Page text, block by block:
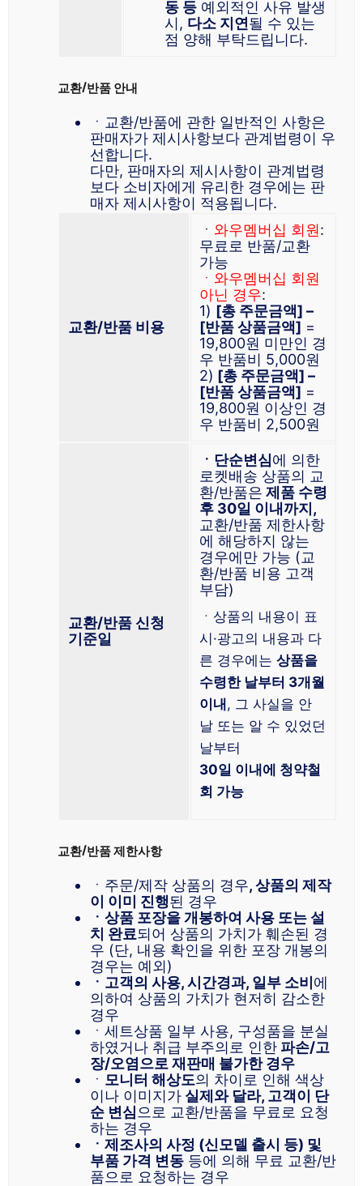
동 등 예외적인 사유 발생
시, 다소 지연될 수 있는
점 양해 부탁드립니다.
교환/반품 안내
ㆍ교환/반품에 관한 일반적인 사항은
판매자가 제시사항보다 관계법령이 우
선합니다.
다만, 판매자의 제시사항이 관계법령
보다 소비자에게 유리한 경우에는 판
매자 제시사항이 적용됩니다.
교환/반품 비용
ㆍ 와우멤버십 회원:
무료로 반품/교환
가능
ㆍ와우멤버십 회원
아닌 경우:
1) [총 주문금액] –
[반품 상품금액] =
19,800원 미만인 경
우 반품비 5,000원
2) [총 주문금액] –
[반품 상품금액] =
19,800원 이상인 경
우 반품비 2,500원
교환/반품 신청
기준일
ㆍ단순변심에 의한
로켓배송 상품의 교
환/반품은 제품 수령
후 30일 이내까지,
교환/반품 제한사항
에 해당하지 않는
경우에만 가능 (교
환/반품 비용 고객
부담)
ㆍ상품의 내용이 표
시·광고의 내용과 다
른 경우에는 상품을
수령한 날부터 3개월
이내, 그 사실을 안
날 또는 알 수 있었던
날부터
30일 이내에 청약철
회 가능
교환/반품 제한사항
ㆍ주문/제작 상품의 경우, 상품의 제작
이 이미 진행된 경우
ㆍ상품 포장을 개봉하여 사용 또는 설
치 완료되어 상품의 가치가 훼손된 경
우 (단, 내용 확인을 위한 포장 개봉의
경우는 예외)
ㆍ고객의 사용, 시간경과, 일부 소비에
의하여 상품의 가치가 현저히 감소한
경우
ㆍ세트상품 일부 사용, 구성품을 분실
하였거나 취급 부주의로 인한 파손/고
장/오염으로 재판매 불가한 경우
ㆍ 모니터 해상도의 차이로 인해 색상
이나 이미지가 실제와 달라, 고객이 단
순 변심 으로 교환/반품을 무료로 요청
하는 경우
ㆍ제조사의 사정 (신모델 출시 등) 및
부품 가격 변동 등에 의해 무료 교환/반
품으로 요청하는 경우